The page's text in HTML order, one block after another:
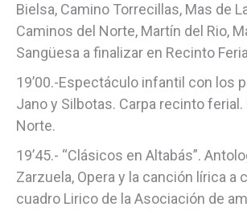
Bielsa, Camino Torrecillas, Mas de
Caminos del Norte, Martín del Rio,
Sangüesa a finalizar en Recinto
19’00.-Espectáculo infantil con los
Jano y Silbotas. Carpa recinto ferial.
Norte.
19’45.- “Clásicos en Altabás”.
Zarzuela, Opera y la canción lírica a
cuadro Lirico de la Asociación de